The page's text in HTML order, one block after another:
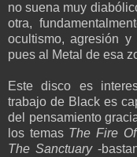
no suena muy
otra,
ocultismo, agresión
pues al Metal de esa
Este disco es
trabajo de Black es
del pensamiento
los temas The Fire
The Sanctuary -